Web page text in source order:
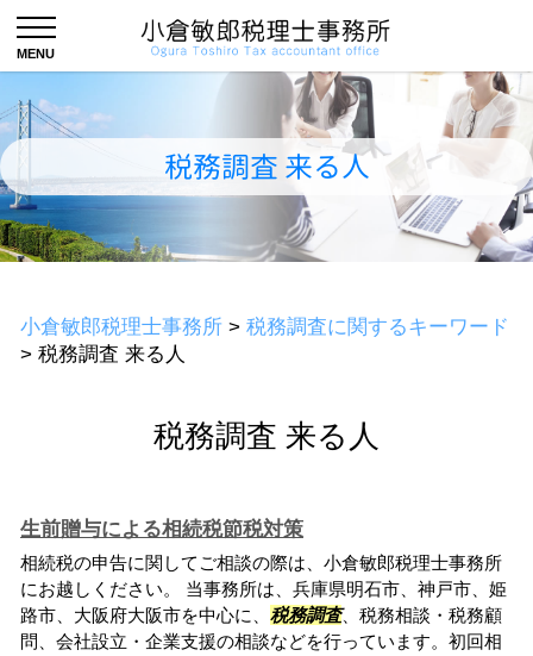
税務調査 来る人
小倉敏郎税理士事務所 > 税務調査に関するキーワード
> 税務調査 来る人
税務調査 来る人
生前贈与による相続税節税対策
相続税の申告に関してご相談の際は、小倉敏郎税理士事務所
にお越しください。 当事務所は、兵庫県明石市、神戸市、姫
路市、大阪府大阪市を中心に、 税務調査、税務相談・税務顧
問、会社設立・企業支援の相談などを行っています。初回相